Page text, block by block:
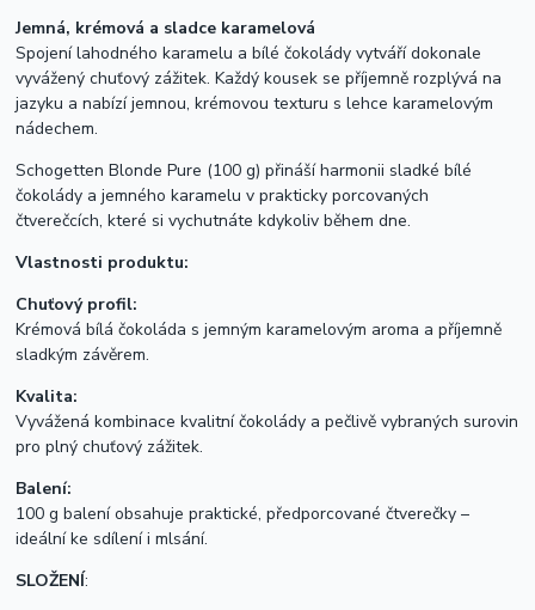
Jemná, krémová a sladce karamelová
Spojení lahodného karamelu a bílé čokolády vytváří dokonale
vyvážený chuťový zážitek. Každý kousek se příjemně rozplývá na
jazyku a nabízí jemnou, krémovou texturu s lehce karamelovým
nádechem.
Schogetten Blonde Pure (100 g) přináší harmonii sladké bílé
čokolády a jemného karamelu v prakticky porcovaných
čtverečcích, které si vychutnáte kdykoliv během dne.
Vlastnosti produktu:
Chuťový profil:
Krémová bílá čokoláda s jemným karamelovým aroma a příjemně
sladkým závěrem.
Kvalita:
Vyvážená kombinace kvalitní čokolády a pečlivě vybraných surovin
pro plný chuťový zážitek.
Balení:
100 g balení obsahuje praktické, předporcované čtverečky –
ideální ke sdílení i mlsání.
SLOŽENÍ: